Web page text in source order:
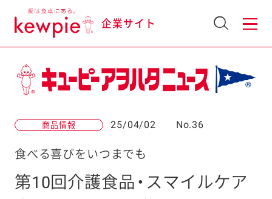
企業サイト
商品情報 25/04/02 No.36
食べる喜びをいつまでも
第10回介護食品・スマイルケア